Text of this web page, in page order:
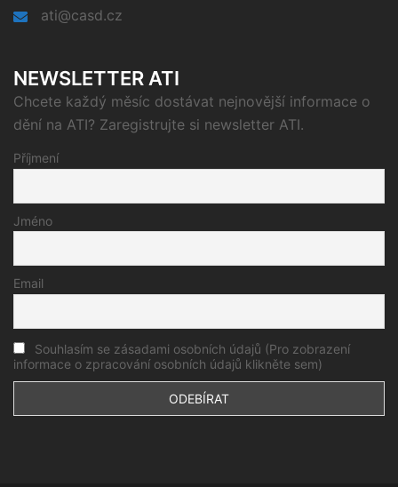
ati@casd.cz
NEWSLETTER ATI
Chcete každý měsíc dostávat nejnovější informace o
dění na ATI? Zaregistrujte si newsletter ATI.
Příjmení
Jméno
Email
Souhlasím se zásadami osobních údajů (Pro zobrazení
informace o zpracování osobních údajů klikněte sem)